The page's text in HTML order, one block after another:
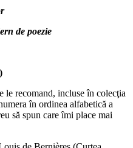
de poezie
le recomand, incluse în colecţia
în ordinea alfabetică a
să spun care îmi place mai